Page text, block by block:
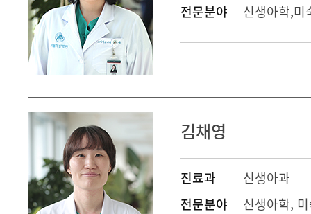
전문분야
신생아학,미
김채영
진료과
신생아과
전문분야
신생아학,